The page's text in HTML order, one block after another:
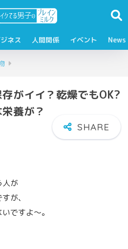
ネス 人間関係 イベント News
がイイ？乾燥でもOK?
養が？
人が
が、
ですよ～。